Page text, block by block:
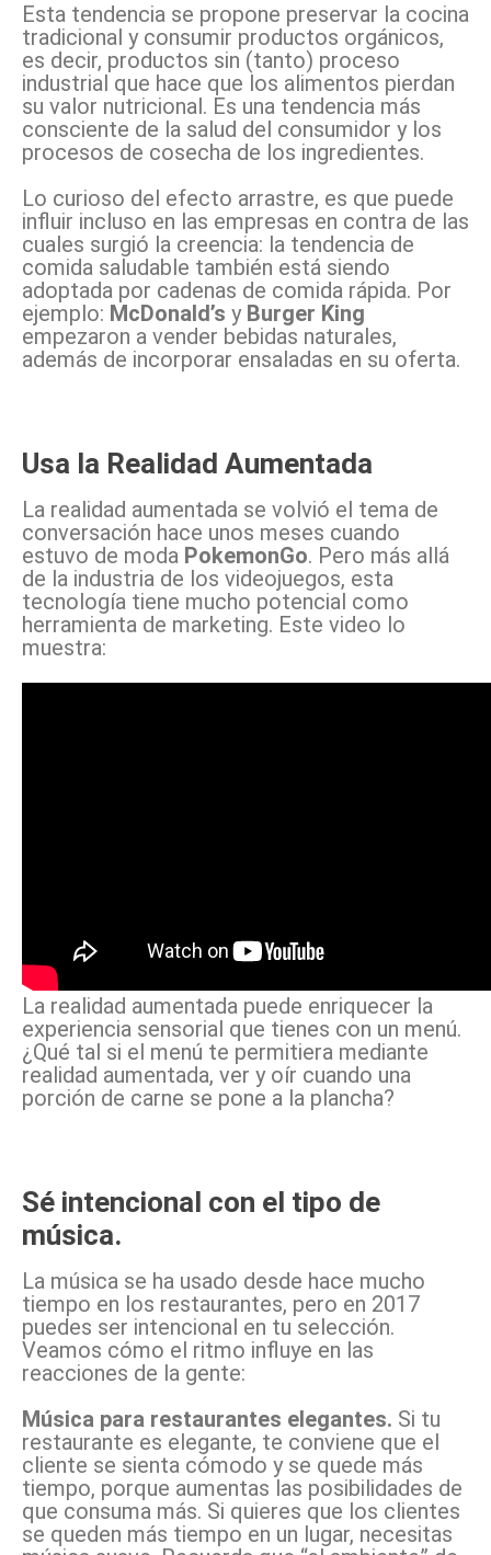
Esta tendencia se propone preservar la cocina
tradicional y consumir productos orgánicos,
es decir, productos sin (tanto) proceso
industrial que hace que los alimentos pierdan
su valor nutricional. Es una tendencia más
consciente de la salud del consumidor y los
procesos de cosecha de los ingredientes.
Lo curioso del efecto arrastre, es que puede
influir incluso en las empresas en contra de las
cuales surgió la creencia: la tendencia de
comida saludable también está siendo
adoptada por cadenas de comida rápida. Por
ejemplo: McDonald’s y Burger King
empezaron a vender bebidas naturales,
además de incorporar ensaladas en su oferta.
Usa la Realidad Aumentada
La realidad aumentada se volvió el tema de
conversación hace unos meses cuando
estuvo de moda PokemonGo. Pero más allá
de la industria de los videojuegos, esta
tecnología tiene mucho potencial como
herramienta de marketing. Este video lo
muestra:
La realidad aumentada puede enriquecer la
experiencia sensorial que tienes con un menú.
¿Qué tal si el menú te permitiera mediante
realidad aumentada, ver y oír cuando una
porción de carne se pone a la plancha?
Sé intencional con el tipo de
música.
La música se ha usado desde hace mucho
tiempo en los restaurantes, pero en 2017
puedes ser intencional en tu selección.
Veamos cómo el ritmo influye en las
reacciones de la gente:
Música para restaurantes elegantes. Si tu
restaurante es elegante, te conviene que el
cliente se sienta cómodo y se quede más
tiempo, porque aumentas las posibilidades de
que consuma más. Si quieres que los clientes
se queden más tiempo en un lugar, necesitas